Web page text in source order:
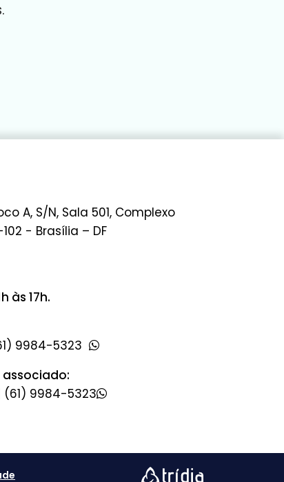
A, S/N, Sala 501, Complexo
102 - Brasília – DF
às 17h.
9984-5323
(61) 9984-5323